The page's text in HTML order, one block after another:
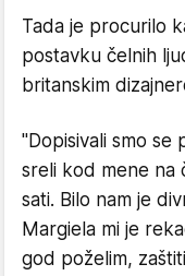
Tada je procurilo
postavku čelnih
britanskim
"Dopisivali smo se
sreli kod mene na
sati. Bilo nam je
Margiela mi je
god poželim,